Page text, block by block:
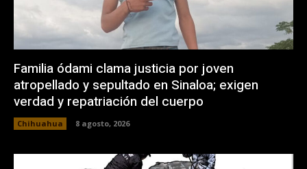
Familia ódami clama justicia por joven
atropellado y sepultado en Sinaloa; exigen
verdad y repatriación del cuerpo
Chihuahua 8 agosto, 2026